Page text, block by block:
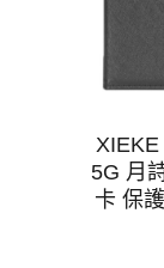
5G 月
卡 保